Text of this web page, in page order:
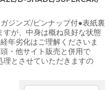
ジンズ/ピンナップ付●表紙裏
が、中身は概ね良好な状態
年劣化はご理解くださいま
・他サイト販売と併用で
とさせていただきますの